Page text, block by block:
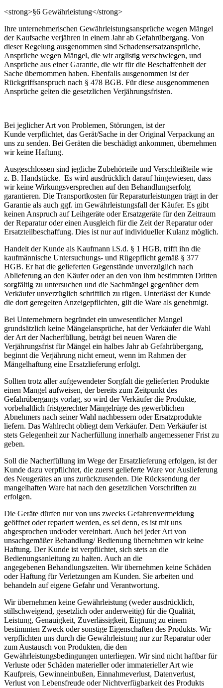
<strong>§6 Gewährleistung</strong>
Ihre unternehmerischen Gewährleistungsansprüche wegen Mängel
der Kaufsache verjähren in einem Jahr ab Gefahrübergang. Von
dieser Regelung ausgenommen sind Schadensersatzansprüche,
Ansprüche wegen Mängel, die wir arglistig verschwiegen, und
Ansprüche aus einer Garantie, die wir für die Beschaffenheit der
Sache übernommen haben. Ebenfalls ausgenommen ist der
Rückgriffsanspruch nach § 478 BGB. Für diese ausgenommenen
Ansprüche gelten die gesetzlichen Verjährungsfristen.
Bei jeglicher Art von Problemen, Störungen, ist der
Kunde verpflichtet, das Gerät/Sache in der Original Verpackung an
uns zu senden. Bei Geräten die beschädigt ankommen, übernehmen
wir keine Haftung.
Ausgeschlossen sind jegliche Zubehörteile und Verschleißteile wie
z. B. Handstücke. Es wird ausdrücklich darauf hingewiesen, dass
wir keine Wirkungsversprechen auf den Behandlungserfolg
garantieren. Die Transportkosten für Reparaturleistungen trägt in der
Garantie als auch ggf. im Gewährleistungsfall der Käufer. Es gibt
keinen Anspruch auf Leihgeräte oder Ersatzgeräte für den Zeitraum
der Reparatur oder einen Ausgleich für die Zeit der Reparatur oder
Ersatzteilbeschaffung. Dies ist nur auf individueller Kulanz möglich.
Handelt der Kunde als Kaufmann i.S.d. § 1 HGB, trifft ihn die
kaufmännische Untersuchungs- und Rügepflicht gemäß § 377
HGB. Er hat die gelieferten Gegenstände unverzüglich nach
Ablieferung an den Käufer oder an den von ihm bestimmten Dritten
sorgfältig zu untersuchen und die Sachmängel gegenüber dem
Verkäufer unverzüglich schriftlich zu rügen. Unterlässt der Kunde
die dort geregelten Anzeigepflichten, gilt die Ware als genehmigt.
Bei Unternehmern begründet ein unwesentlicher Mangel
grundsätzlich keine Mängelansprüche, hat der Verkäufer die Wahl
der Art der Nacherfüllung, beträgt bei neuen Waren die
Verjährungsfrist für Mängel ein halbes Jahr ab Gefahrübergang,
beginnt die Verjährung nicht erneut, wenn im Rahmen der
Mängelhaftung eine Ersatzlieferung erfolgt.
Sollten trotz aller aufgewendeter Sorgfalt die gelieferten Produkte
einen Mangel aufweisen, der bereits zum Zeitpunkt des
Gefahrübergangs vorlag, so wird der Verkäufer die Produkte,
vorbehaltlich fristgerechter Mängelrüge des gewerblichen
Abnehmers nach seiner Wahl nachbessern oder Ersatzprodukte
liefern. Das Wahlrecht obliegt dem Verkäufer. Dem Verkäufer ist
stets Gelegenheit zur Nacherfüllung innerhalb angemessener Frist zu
geben.
Soll die Nacherfüllung im Wege der Ersatzlieferung erfolgen, ist der
Kunde dazu verpflichtet, die zuerst gelieferte Ware vor Auslieferung
des Neugerätes an uns zurückzusenden. Die Rücksendung der
mangelhaften Ware hat nach den gesetzlichen Vorschriften zu
erfolgen.
Die Geräte dürfen nur von uns zwecks Gefahrenvermeidung
geöffnet oder repariert werden, es sei denn, es ist mit uns
abgesprochen und/oder vereinbart. Auch bei jeder Art von
unsachgemäßer Behandlung/ Bedienung übernehmen wir keine
Haftung. Der Kunde ist verpflichtet, sich stets an die
Bedienungsanleitung zu halten. Auch an die
angegebenen Behandlungszeiten. Wir übernehmen keine Schäden
oder Haftung für Verletzungen am Kunden. Sie arbeiten und
behandeln auf eigene Gefahr und Verantwortung.
Wir übernehmen keine Gewährleistung (weder ausdrücklich,
stillschweigend, gesetzlich oder anderweitig) für die Qualität,
Leistung, Genauigkeit, Zuverlässigkeit, Eignung zu einem
bestimmten Zweck oder sonstige Eigenschaften des Produkts. Wir
verpflichten uns durch die Gewährleistung nur zur Reparatur oder
zum Austausch von Produkten, die den
Gewährleistungsbedingungen unterliegen. Wir sind nicht haftbar für
Verluste oder Schäden materieller oder immaterieller Art wie
Kaufpreis, Gewinneinbußen, Einnahmeverlust, Datenverlust,
Verlust von Lebensfreude oder Nichtverfügbarkeit des Produkts